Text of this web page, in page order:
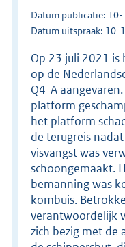
Datum publicatie:
Datum uitspraak: 10-
Op 23 juli 2021 is
op de
Q4-A
platform
het platform
de terugreis
visvangst was
schoongemaakt.
bemanning was
kombuis.
verantwoordelijk
zich bezig met de